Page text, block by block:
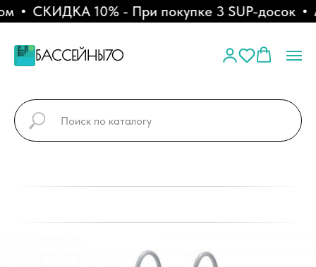
СКИДКА 10% - При покупке 3 SUP-досок
БАССЕЙНЫ70